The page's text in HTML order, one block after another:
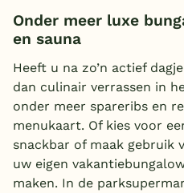
Onder meer luxe
en sauna
Heeft u na zo’n actief
dan culinair verrassen in
onder meer spareribs en
menukaart. Of kies voor
snackbar of maak gebruik
uw eigen
maken. In de